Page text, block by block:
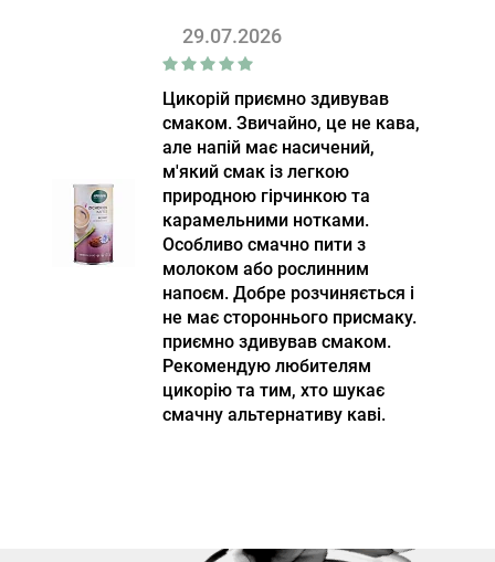
29.07.2026
Цикорій приємно здивував
смаком. Звичайно, це не кава,
але напій має насичений,
м'який смак із легкою
природною гірчинкою та
карамельними нотками.
Особливо смачно пити з
молоком або рослинним
напоєм. Добре розчиняється і
не має стороннього присмаку.
приємно здивував смаком.
Рекомендую любителям
цикорію та тим, хто шукає
смачну альтернативу каві.